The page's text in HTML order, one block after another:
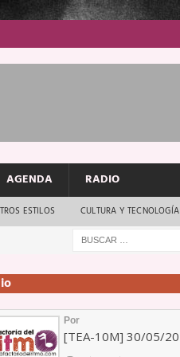
AGENDA RADIO
ESTILOS CULTURA Y TECNOLOGÍA